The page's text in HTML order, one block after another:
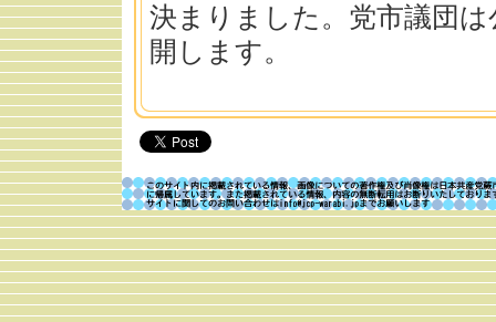
決まりました。党市議団
開します。